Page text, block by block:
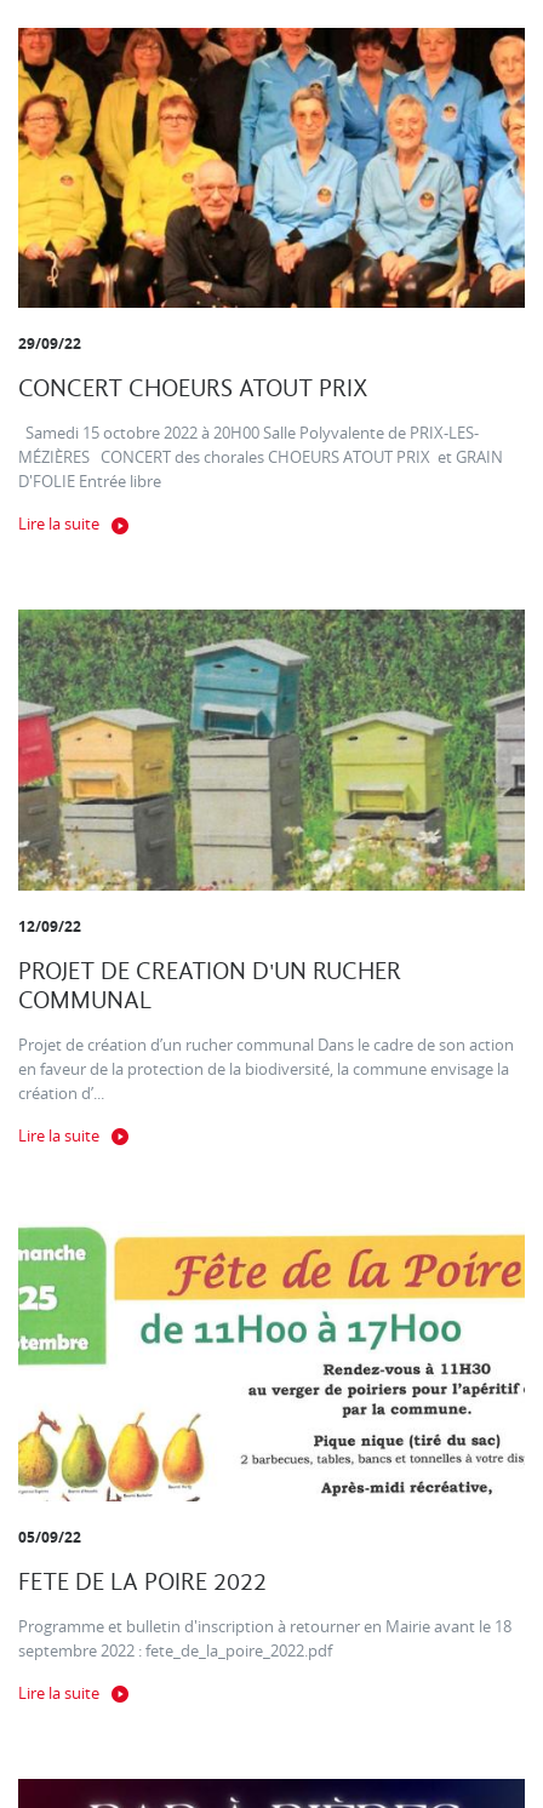
29/09/22
CONCERT CHOEURS ATOUT PRIX
Samedi 15 octobre 2022 à 20H00 Salle Polyvalente de PRIX-LES-
MÉZIÈRES CONCERT des chorales CHOEURS ATOUT PRIX et GRAIN
D'FOLIE Entrée libre
Lire la suite
12/09/22
PROJET DE CREATION D'UN RUCHER
COMMUNAL
Projet de création d’un rucher communal Dans le cadre de son action
en faveur de la protection de la biodiversité, la commune envisage la
création d’...
Lire la suite
05/09/22
FETE DE LA POIRE 2022
Programme et bulletin d'inscription à retourner en Mairie avant le 18
septembre 2022 : fete_de_la_poire_2022.pdf
Lire la suite